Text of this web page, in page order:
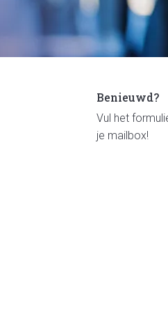
Benieuwd?
Vul het
je mailbox!